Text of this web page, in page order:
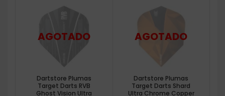
Dartstore Plumas
Target Darts RVB
Ghost Vision Ultra
Dartstore Plumas
Target Darts Shard
Ultra Chrome Copper